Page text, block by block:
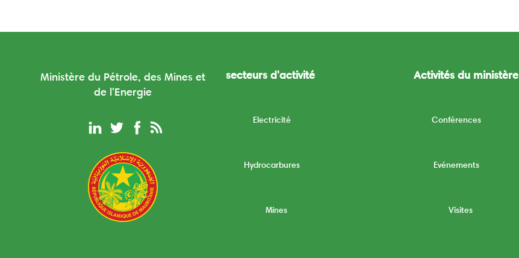
Ministère du Pétrole, des Mines et
de l'Energie
secteurs d'activité
Electricité
Hydrocarbures
Mines
Activités du ministère
Conférences
Evénements
Visites